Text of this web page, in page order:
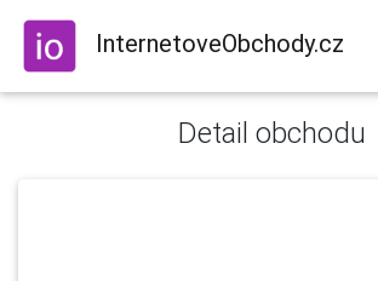
InternetoveObchody.cz
Detail obchodu